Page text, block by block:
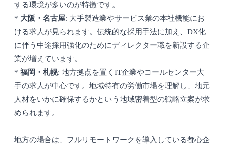
する環境が多いのが特徴です。
* 大阪・名古屋: 大手製造業やサービス業の本社機能にお
ける求人が見られます。伝統的な採用手法に加え、DX化
に伴う中途採用強化のためにディレクター職を新設する企
業が増えています。
* 福岡・札幌: 地方拠点を置くIT企業やコールセンター大
手の求人が中心です。地域特有の労働市場を理解し、地元
人材をいかに確保するかという地域密着型の戦略立案が求
められます。
地方の場合は、フルリモートワークを導入している都心企